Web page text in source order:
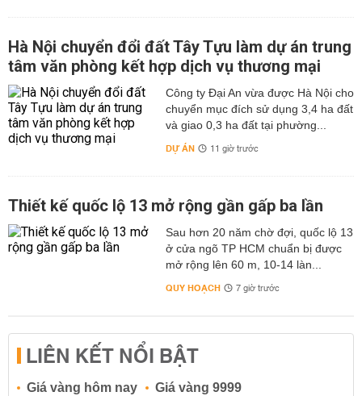
Hà Nội chuyển đổi đất Tây Tựu làm dự án trung
tâm văn phòng kết hợp dịch vụ thương mại
Công ty Đại An vừa được Hà Nội cho
chuyển mục đích sử dụng 3,4 ha đất
và giao 0,3 ha đất tại phường...
DỰ ÁN 11 giờ trước
Thiết kế quốc lộ 13 mở rộng gần gấp ba lần
Sau hơn 20 năm chờ đợi, quốc lộ 13
ở cửa ngõ TP HCM chuẩn bị được
mở rộng lên 60 m, 10-14 làn...
QUY HOẠCH 7 giờ trước
LIÊN KẾT NỔI BẬT
Giá vàng hôm nay
Giá vàng 9999